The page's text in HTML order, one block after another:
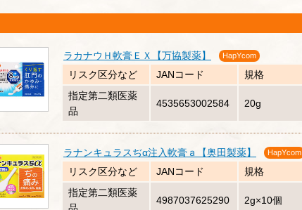
ラカナウＨ軟膏ＥＸ【万協製薬】 HapYcom
リスク区分など JANコード 規格
指定第二類医薬
品
4535653002584 20g
ラナンキュラスぢα注入軟膏ａ【奥田製薬】 HapYcom
リスク区分など JANコード 規格
指定第二類医薬
4987037625290 2g×10個